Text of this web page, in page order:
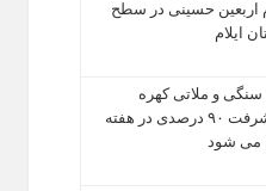
اربعین حسینی در سطح
ایلام
سنگی و ملاتی کهره
هلیلان با پیشرفت ۹۰ درصدی در هفته
می شود